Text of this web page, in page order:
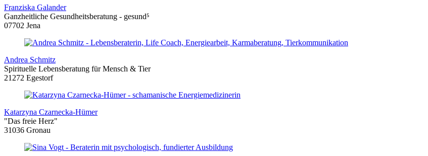
Franziska Galander
Ganzheitliche Gesundheitsberatung - gesund⁵
07702 Jena
Andrea Schmitz
Spirituelle Lebensberatung für Mensch & Tier
21272 Egestorf
Katarzyna Czarnecka-Hümer
"Das freie Herz"
31036 Gronau